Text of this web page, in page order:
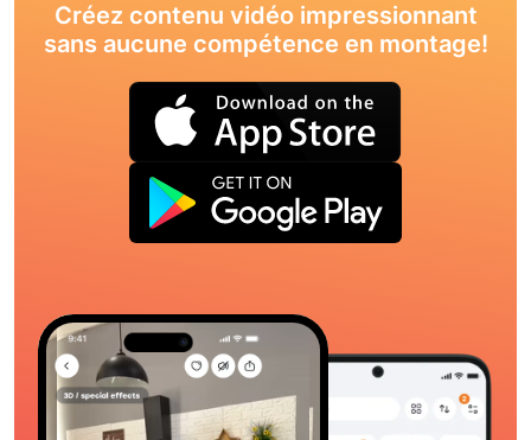
Créez contenu vidéo impressionnant
sans aucune compétence en montage!